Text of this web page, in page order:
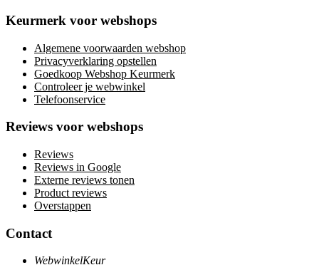
Keurmerk voor webshops
Algemene voorwaarden webshop
Privacyverklaring opstellen
Goedkoop Webshop Keurmerk
Controleer je webwinkel
Telefoonservice
Reviews voor webshops
Reviews
Reviews in Google
Externe reviews tonen
Product reviews
Overstappen
Contact
WebwinkelKeur